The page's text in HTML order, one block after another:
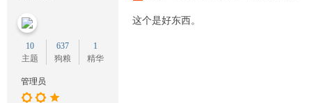
10
主题
637
狗粮
1
精华
管理员
这个是好东西。